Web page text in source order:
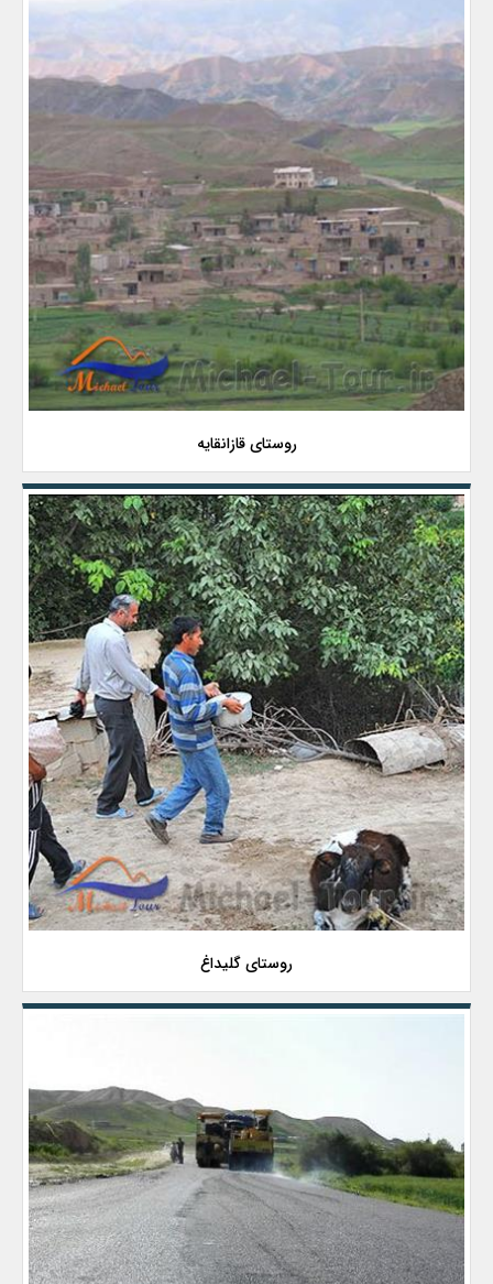
روستای قازانقایه
روستای گلیداغ